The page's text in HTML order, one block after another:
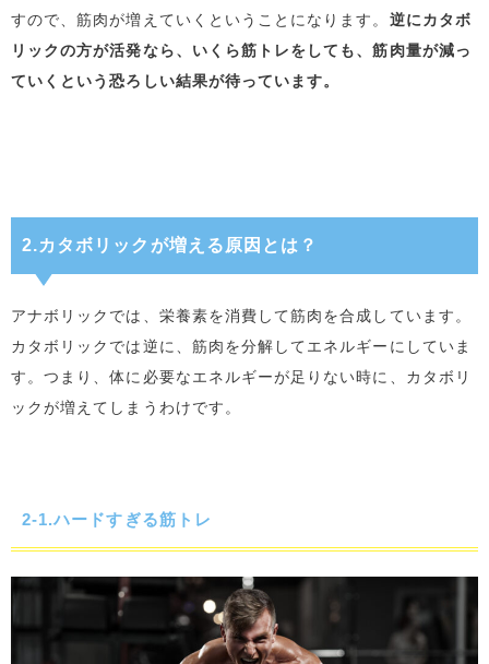
すので、筋肉が増えていくということになります。 逆にカタボ
リックの方が活発なら、いくら筋トレをしても、筋肉量が減っ
ていくという恐ろしい結果が待っています。
2.カタボリックが増える原因とは？
アナボリックでは、栄養素を消費して筋肉を合成しています。
カタボリックでは逆に、筋肉を分解してエネルギーにしていま
す。つまり、体に必要なエネルギーが足りない時に、カタボリ
ックが増えてしまうわけです。
2-1.ハードすぎる筋トレ